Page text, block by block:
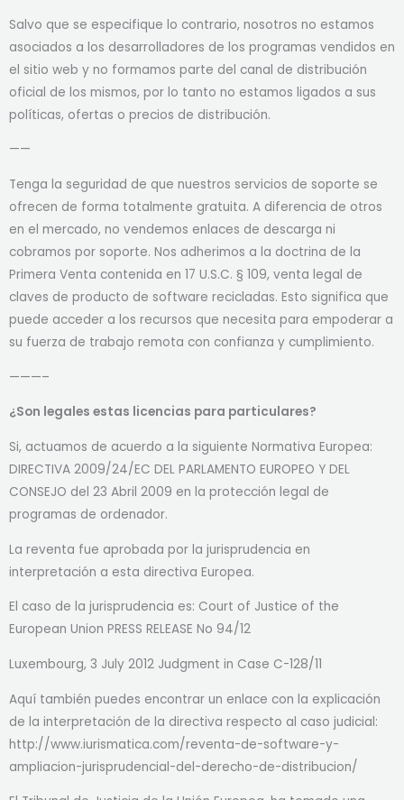
Salvo que se especifique lo contrario, nosotros no estamos
asociados a los desarrolladores de los programas vendidos en
el sitio web y no formamos parte del canal de distribución
oficial de los mismos, por lo tanto no estamos ligados a sus
políticas, ofertas o precios de distribución.
——
Tenga la seguridad de que nuestros servicios de soporte se
ofrecen de forma totalmente gratuita. A diferencia de otros
en el mercado, no vendemos enlaces de descarga ni
cobramos por soporte. Nos adherimos a la doctrina de la
Primera Venta contenida en 17 U.S.C. § 109, venta legal de
claves de producto de software recicladas. Esto significa que
puede acceder a los recursos que necesita para empoderar a
su fuerza de trabajo remota con confianza y cumplimiento.
———–
¿Son legales estas licencias para particulares?
Si, actuamos de acuerdo a la siguiente Normativa Europea:
DIRECTIVA 2009/24/EC DEL PARLAMENTO EUROPEO Y DEL
CONSEJO del 23 Abril 2009 en la protección legal de
programas de ordenador.
La reventa fue aprobada por la jurisprudencia en
interpretación a esta directiva Europea.
El caso de la jurisprudencia es: Court of Justice of the
European Union PRESS RELEASE No 94/12
Luxembourg, 3 July 2012 Judgment in Case C-128/11
Aquí también puedes encontrar un enlace con la explicación
de la interpretación de la directiva respecto al caso judicial:
http://www.iurismatica.com/reventa-de-software-y-
ampliacion-jurisprudencial-del-derecho-de-distribucion/